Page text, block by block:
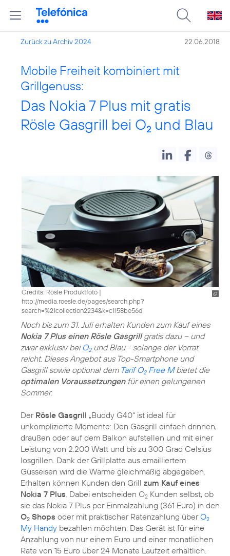
Zurück zu Archiv 2024 22.06.2018
Mobile Freiheit kombiniert mit
Grillgenuss:
Das Nokia 7 Plus mit gratis
Rösle Gasgrill bei O2 und Blau
Credits: Rösle Produktfoto |
http://media.roesle.de/pages/search.php?
search=%21collection2234&k=c1158be56d
Noch bis zum 31. Juli erhalten Kunden zum Kauf eines
Nokia 7 Plus einen Rösle Gasgrillgratis dazu – und
zwar exklusiv bei O2und Blau - solange der Vorrat
reicht. Dieses Angebot aus Top-Smartphone und
Gasgrill sowie optional dem Tarif O2Free Mbietet die
optimalen Voraussetzungenfür einen gelungenen
Sommer.
Der Rösle Gasgrill „Buddy G40“ ist ideal für
unkomplizierte Momente: Den Gasgrill einfach drinnen,
draußen oder auf dem Balkon aufstellen und mit einer
Leistung von 2.200 Watt und bis zu 300 Grad Celsius
losgrillen. Dank der Grillplatte aus emailliertem
Gusseisen wird die Wärme gleichmäßig abgegeben.
Erhalten können Kunden den Grill zum Kauf eines
Nokia 7 Plus . Dabei entscheiden O2 Kunden selbst, ob
sie das Nokia 7 Plus per Einmalzahlung (361 Euro) in den
O2 Shops oder mit praktischer Ratenzahlung überO2
My Handy bezahlen möchten: Das Gerät ist für eine
Anzahlung von nur einem Euro und einer monatlichen
Rate von 15 Euro über 24 Monate Laufzeit erhältlich.